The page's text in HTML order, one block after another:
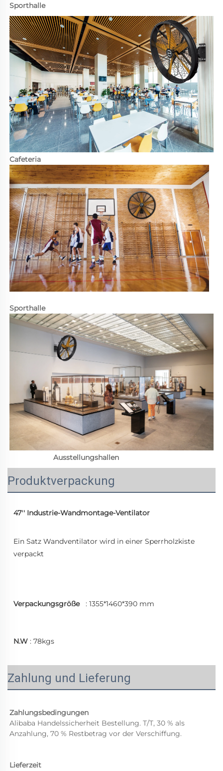
Sporthalle
Cafeteria
Sporthalle
Ausstellungshallen
Produktverpackung
47'' Industrie-Wandmontage-Ventilator
Ein Satz Wandventilator wird in einer Sperrholzkiste
verpackt
Verpackungsgröße : 1355*1460*390 mm
N.W : 78kgs
Zahlung und Lieferung
Zahlungsbedingungen
Alibaba Handelssicherheit Bestellung. T/T, 30 % als
Anzahlung, 70 % Restbetrag vor der Verschiffung.
Lieferzeit